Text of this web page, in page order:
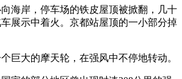
海岸，停车场的铁皮屋顶被掀翻，几十
展示中着火。京都站屋顶的一小部分掉
巨大的摩天轮，在强风中不停地转动。